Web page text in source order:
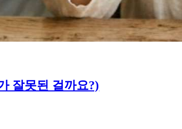
잘못된 걸까요?)